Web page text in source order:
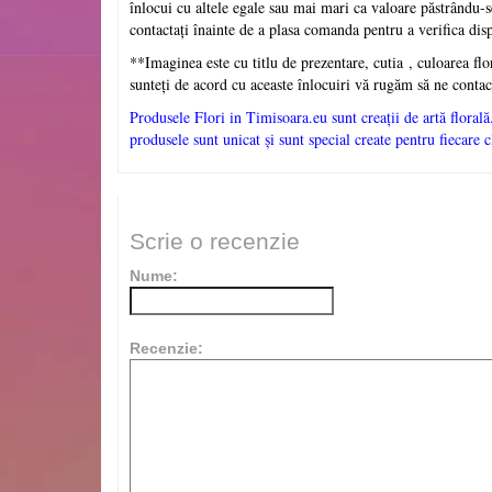
înlocui cu altele egale sau mai mari ca valoare
contactați înainte de a plasa comanda pentru a verifica
**Imaginea este cu titlu de prezentare, cutia , culoarea
sunteți de acord cu aceaste înlocuiri vă rugăm să ne
Produsele Flori in Timisoara.eu sunt creații de artă
produsele sunt unicat și sunt special create pentru
Scrie o recenzie
Nume:
Recenzie: